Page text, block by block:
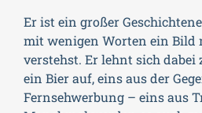
Er ist ein großer
mit wenigen Worten ein Bild
verstehst. Er lehnt sich dabei
ein Bier auf, eins aus der
Fernsehwerbung – eins aus